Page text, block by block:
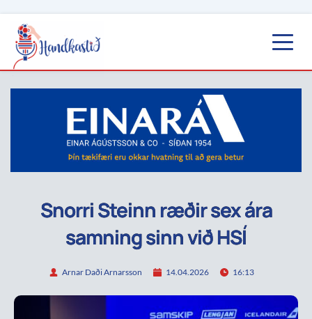
Snorri Steinn ræðir sex ára
samning sinn við HSÍ
Arnar Daði Arnarsson 14.04.2026 16:13